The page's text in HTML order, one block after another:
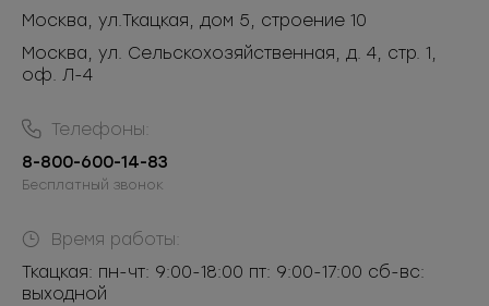
Москва, ул.Ткацкая, дом 5, строение 10
Москва, ул. Сельскохозяйственная, д. 4, стр. 1,
оф. Л-4
Телефоны:
8-800-600-14-83
Бесплатный звонок
Время работы:
Ткацкая: пн-чт: 9:00-18:00 пт: 9:00-17:00 сб-вс:
выходной